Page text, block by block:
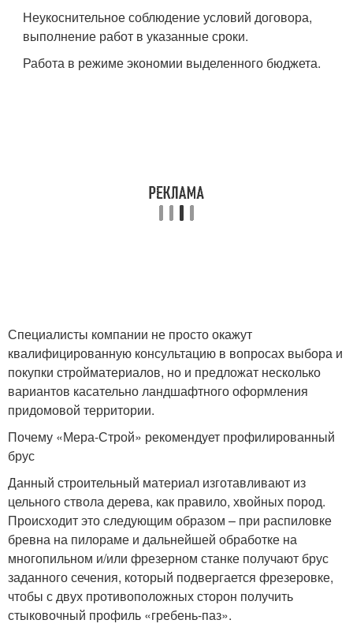
Неукоснительное соблюдение условий договора,
выполнение работ в указанные сроки.
Работа в режиме экономии выделенного бюджета.
Специалисты компании не просто окажут
квалифицированную консультацию в вопросах выбора и
покупки стройматериалов, но и предложат несколько
вариантов касательно ландшафтного оформления
придомовой территории.
Почему «Мера-Строй» рекомендует профилированный
брус
Данный строительный материал изготавливают из
цельного ствола дерева, как правило, хвойных пород.
Происходит это следующим образом – при распиловке
бревна на пилораме и дальнейшей обработке на
многопильном и/или фрезерном станке получают брус
заданного сечения, который подвергается фрезеровке,
чтобы с двух противоположных сторон получить
стыковочный профиль «гребень-паз».